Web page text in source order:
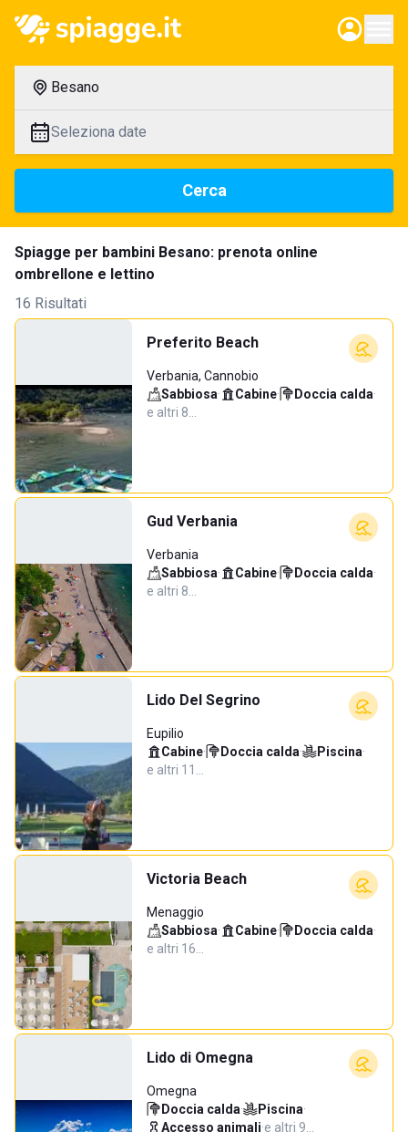
Besano
Seleziona date
Cerca
Spiagge per bambini Besano: prenota online
ombrellone e lettino
16 Risultati
Preferito Beach
Verbania, Cannobio
Sabbiosa· Cabine· Doccia calda·
e altri 8…
Gud Verbania
Verbania
Sabbiosa· Cabine· Doccia calda·
e altri 8…
Lido Del Segrino
Eupilio
Cabine· Doccia calda· Piscina·
e altri 11…
Victoria Beach
Menaggio
Sabbiosa· Cabine· Doccia calda·
e altri 16…
Lido di Omegna
Omegna
Doccia calda· Piscina·
Accesso animali·e altri 9…